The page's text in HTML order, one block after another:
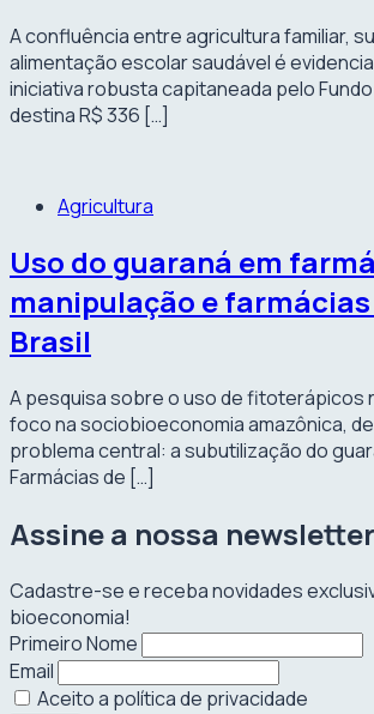
A confluência entre agricultura familiar,
alimentação escolar saudável é
iniciativa robusta capitaneada pelo
destina R$ 336 […]
Agricultura
Uso do guaraná em
manipulação e farmácias
Brasil
A pesquisa sobre o uso de fitoterápicos
foco na sociobioeconomia amazônica,
problema central: a subutilização do
Farmácias de […]
Assine a nossa
Cadastre-se e receba novidades
bioeconomia!
Primeiro Nome
Email
Aceito a política de privacidade